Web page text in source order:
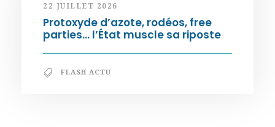
22 JUILLET 2026
Protoxyde d’azote, rodéos, free
parties… l’État muscle sa riposte
FLASH ACTU